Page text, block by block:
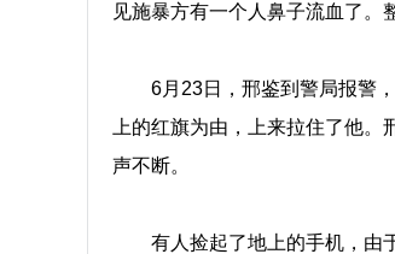
见施暴方有一个人鼻子流血了。
6月23日，邢鉴到警局报警
上的红旗为由，上来拉住了他
声不断。
有人捡起了地上的手机，由